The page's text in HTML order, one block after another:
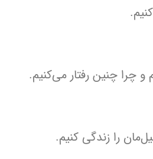
چرا چنین رفتار می‌کنیم.
را زندگی کنیم.